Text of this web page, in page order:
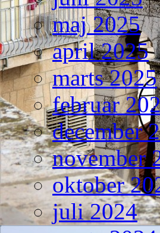
maj 2025
april 2025
marts 2025
februar
december
november
oktober
juli 2024